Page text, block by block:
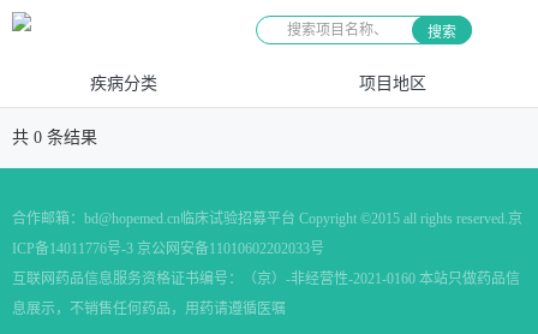
搜索
疾病分类 项目地区
共 0 条结果
合作邮箱： bd@hopemed.cn临床试验招募平台 Copyright ©2015 all rights reserved.京
ICP备14011776号-3 京公网安备11010602202033号
互联网药品信息服务资格证书编号：（京）-非经营性-2021-0160 本站只做药品信
息展示，不销售任何药品，用药请遵循医嘱